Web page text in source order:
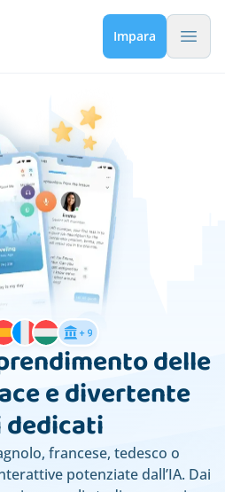
Impara
delle
e divertente
dedicati
francese, tedesco o
potenziate dall’IA. Dai